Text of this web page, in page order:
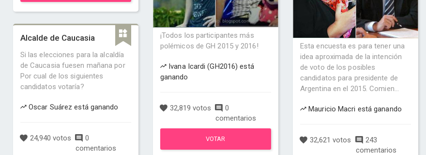
Alcalde de Caucasia
Si las elecciones para la alcaldía
de Caucasia fuesen mañana por
Por cual de los siguientes
candidatos votaría?
Oscar Suárez está ganando
24,940 votos
0
comentarios
¡Todos los participantes más
polémicos de GH 2015 y 2016!
Ivana Icardi (GH2016) está
ganando
32,819 votos
0
comentarios
VOTAR
Esta encuesta es para tener una
idea aproximada de la intención
de voto de los posibles
candidatos para presidente de
Argentina en el 2015. Comien...
Mauricio Macri está ganando
32,621 votos
243
comentarios